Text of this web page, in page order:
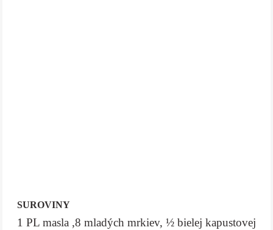
SUROVINY
1 PL masla ,8 mladých mrkiev, ½ bielej kapustovej